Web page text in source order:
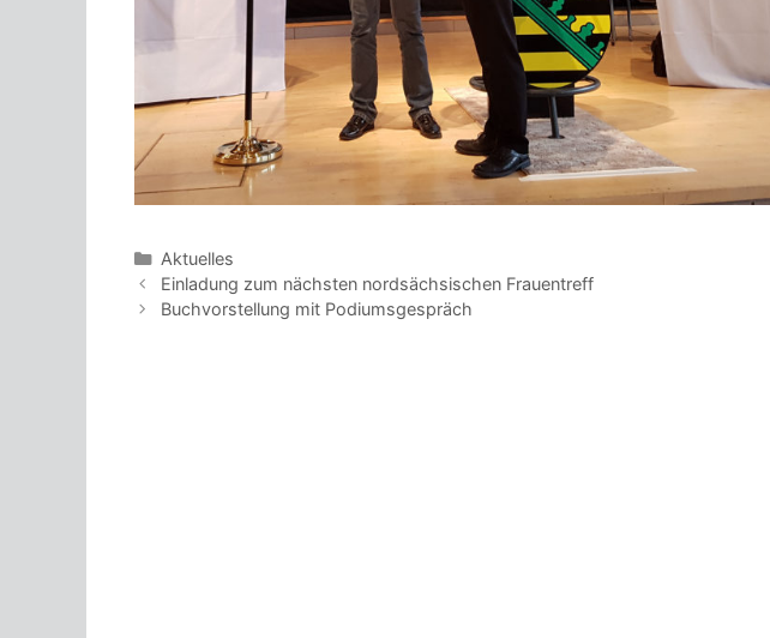
Kategorien
Aktuelles
Beitrags-
Navigation
Einladung zum nächsten nordsächsischen Frauentreff
Buchvorstellung mit Podiumsgespräch